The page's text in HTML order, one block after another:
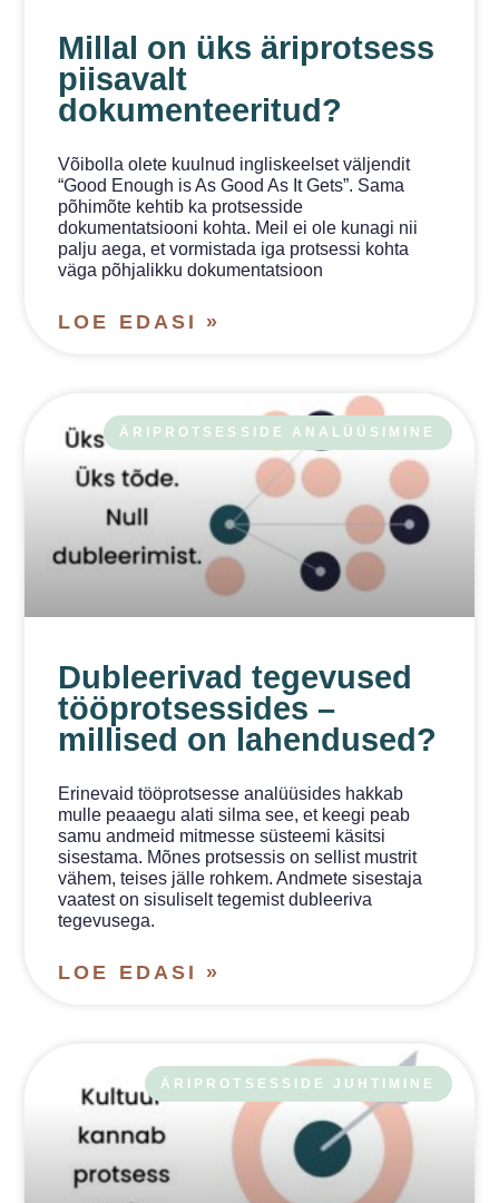
Millal on üks äriprotsess
piisavalt
dokumenteeritud?
Võibolla olete kuulnud ingliskeelset väljendit
“Good Enough is As Good As It Gets”. Sama
põhimõte kehtib ka protsesside
dokumentatsiooni kohta. Meil ei ole kunagi nii
palju aega, et vormistada iga protsessi kohta
väga põhjalikku dokumentatsioon
LOE EDASI »
ÄRIPROTSESSIDE ANALÜÜSIMINE
Dubleerivad tegevused
tööprotsessides –
millised on lahendused?
Erinevaid tööprotsesse analüüsides hakkab
mulle peaaegu alati silma see, et keegi peab
samu andmeid mitmesse süsteemi käsitsi
sisestama. Mõnes protsessis on sellist mustrit
vähem, teises jälle rohkem. Andmete sisestaja
vaatest on sisuliselt tegemist dubleeriva
tegevusega.
LOE EDASI »
ÄRIPROTSESSIDE JUHTIMINE